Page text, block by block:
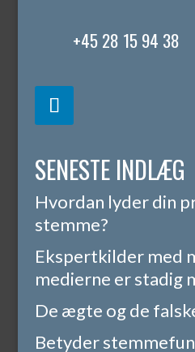
+45 28 15 94 38
SENESTE INDLÆG
Hvordan lyder din
stemme?
Ekspertkilder med
medierne er stadig
De ægte og de
Betyder